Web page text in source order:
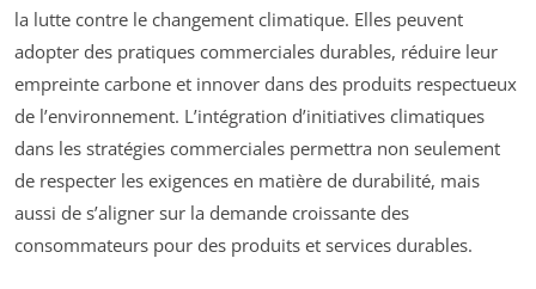
la lutte contre le changement climatique. Elles peuvent
adopter des pratiques commerciales durables, réduire leur
empreinte carbone et innover dans des produits respectueux
de l’environnement. L’intégration d’initiatives climatiques
dans les stratégies commerciales permettra non seulement
de respecter les exigences en matière de durabilité, mais
aussi de s’aligner sur la demande croissante des
consommateurs pour des produits et services durables.